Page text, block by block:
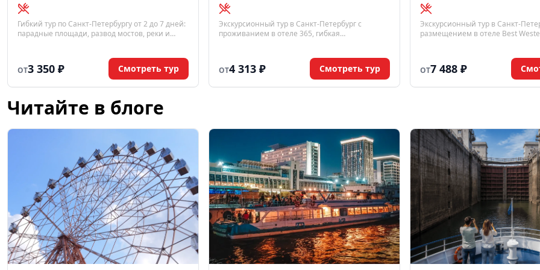
Гибкий тур по Санкт-Петербургу от 2 до 7 дней:
парадные площади, развод мостов, реки и
ОТ3 350 ₽ Смотреть тур
Экскурсионный тур в Санкт-Петербург с
проживанием в отеле 365, гибкая
ОТ4 313 ₽ Смотреть тур
Экскурсионный тур в Санкт-
размещением в отеле Best
июня по 30 августа 2026 года.
ОТ7 488 ₽
Читайте в блоге